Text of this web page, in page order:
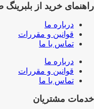
راهنمای خرید از بلبرینگ
درباره ما
قوانین و مقررات
تماس با ما
درباره ما
قوانین و مقررات
تماس با ما
خدمات مشتریان